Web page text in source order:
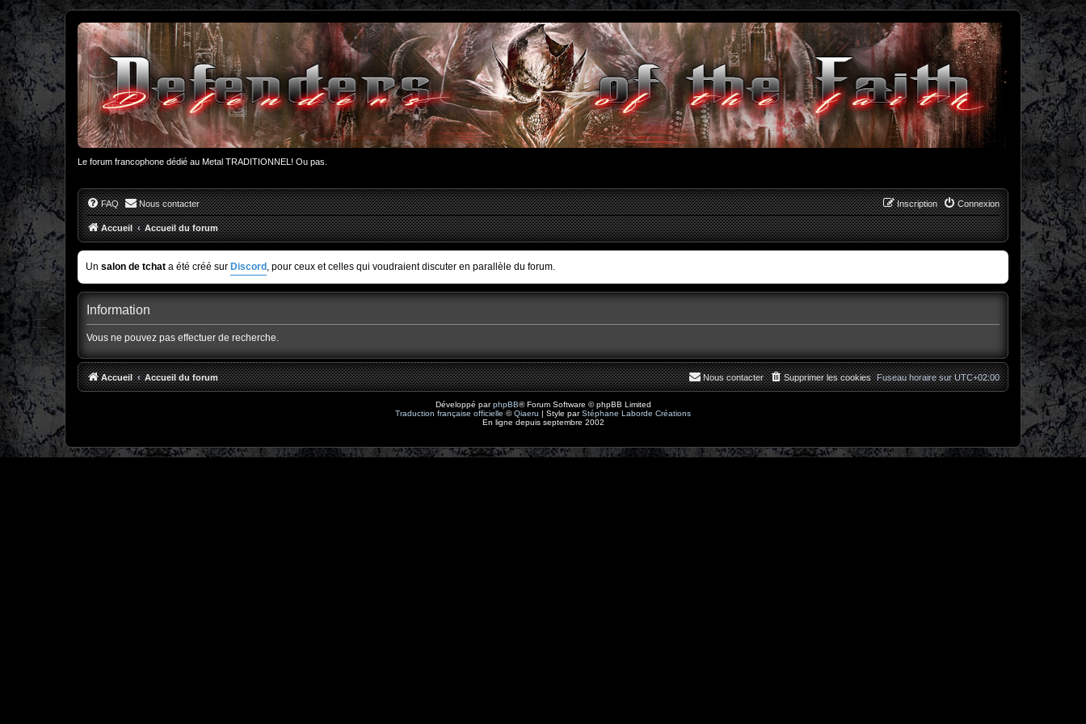
Le forum francophone dédié au Metal TRADITIONNEL! Ou pas.
FAQ Nous contacter Connexion
Inscription
Accueil Accueil du forum
Un salon de tchat a été créé sur Discord , pour ceux et celles qui voudraient discuter en parallèle du forum.
Information
Vous ne pouvez pas effectuer de recherche.
Accueil Accueil du forum Fuseau horaire surUTC+02:00
Supprimer les cookies
Nous contacter
Développé parphpBB® Forum Software © phpBB Limited
Traduction française officielle ©Qiaeru | Style parStéphane Laborde Créations
En ligne depuis septembre 2002